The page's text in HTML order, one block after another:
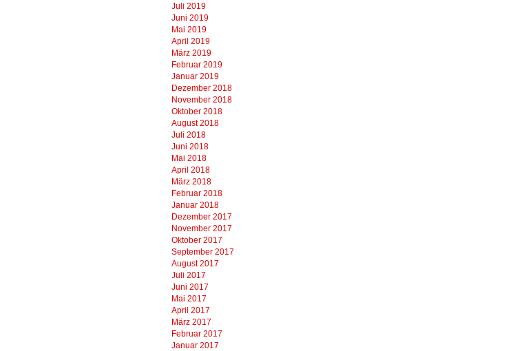
Juli 2019
Juni 2019
Mai 2019
April 2019
März 2019
Februar 2019
Januar 2019
Dezember 2018
November 2018
Oktober 2018
August 2018
Juli 2018
Juni 2018
Mai 2018
April 2018
März 2018
Februar 2018
Januar 2018
Dezember 2017
November 2017
Oktober 2017
September 2017
August 2017
Juli 2017
Juni 2017
Mai 2017
April 2017
März 2017
Februar 2017
Januar 2017